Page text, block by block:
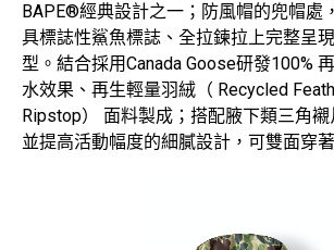
BAPE®經典設計之一；防風帽的兜帽處
具標誌性鯊魚標誌、全拉鍊拉上完整呈
型。結合採用Canada Goose研發100%
水效果、再生輕量羽絨（ Recycled
Ripstop） 面料製成；搭配腋下類三角
並提高活動幅度的細膩設計，可雙面穿著